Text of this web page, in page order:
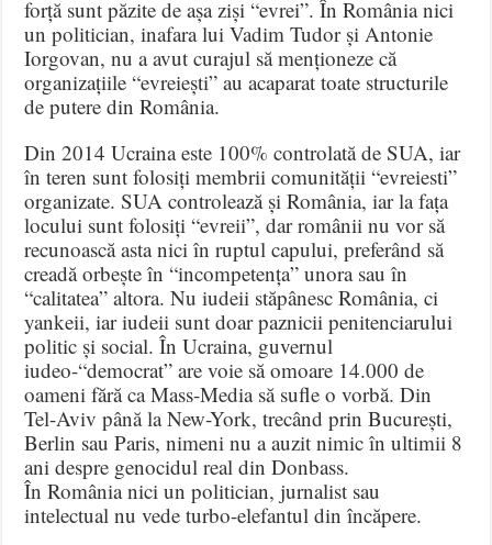
forță sunt păzite de așa ziși “evrei”. În România nici
un politician, inafara lui Vadim Tudor și Antonie
Iorgovan, nu a avut curajul să menționeze că
organizațiile “evreiești” au acaparat toate structurile
de putere din România.
Din 2014 Ucraina este 100% controlată de SUA, iar
în teren sunt folosiți membrii comunității “evreiesti”
organizate. SUA controlează și România, iar la fața
locului sunt folosiți “evreii”, dar românii nu vor să
recunoască asta nici în ruptul capului, preferând să
creadă orbește în “incompetența” unora sau în
“calitatea” altora. Nu iudeii stăpânesc România, ci
yankeii, iar iudeii sunt doar paznicii penitenciarului
politic și social. În Ucraina, guvernul
iudeo-“democrat” are voie să omoare 14.000 de
oameni fără ca Mass-Media să sufle o vorbă. Din
Tel-Aviv până la New-York, trecând prin București,
Berlin sau Paris, nimeni nu a auzit nimic în ultimii 8
ani despre genocidul real din Donbass.
În România nici un politician, jurnalist sau
intelectual nu vede turbo-elefantul din încăpere.